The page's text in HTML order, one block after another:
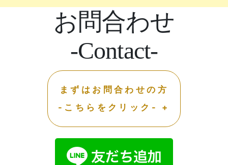
お問合わせ
-Contact-
まずはお問合わせの方
-こちらをクリック- +